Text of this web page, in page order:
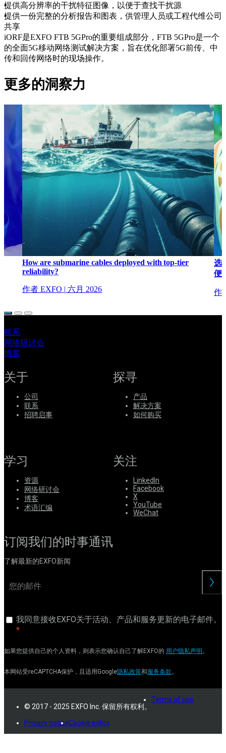
提供高分辨率的干扰特征图像，以便于查找干扰源
提供一份完整的分析报告和图表，供管理人员或工程代维公司
共享
iORF是EXFO FTB 5GPro的重要组成部分，FTB 5GPro是一个
的全面5G移动网络测试解决方案，旨在优化部署5G前传、中
传和回传网络时的现场操作。
更多的洞察力
How are submarine cables deployed with top-tier
reliability?
作者 EXFO 六月 2026
选
便
作
联系
网络研讨会
博客
关于
公司
联系
招聘启事
探寻
产品
解决方案
如何购买
学习
资源
网络研讨会
博客
术语汇编
关注
LinkedIn
Facebook
X
YouTube
WeChat
订阅我们的时事通讯
了解最新的EXFO新闻
我同意接收EXFO关于活动、产品和服务更新的电子邮件。
如果您提供自己的个人资料，则表示您确认自己了解EXFO的 用户隐私声明 。
本网站受reCAPTCHA保护，且适用Google隐私政策和服务条款。
© 2017 - 2025 EXFO Inc. 保留所有权利。
Terms of use
Privacy noticeCookie policy